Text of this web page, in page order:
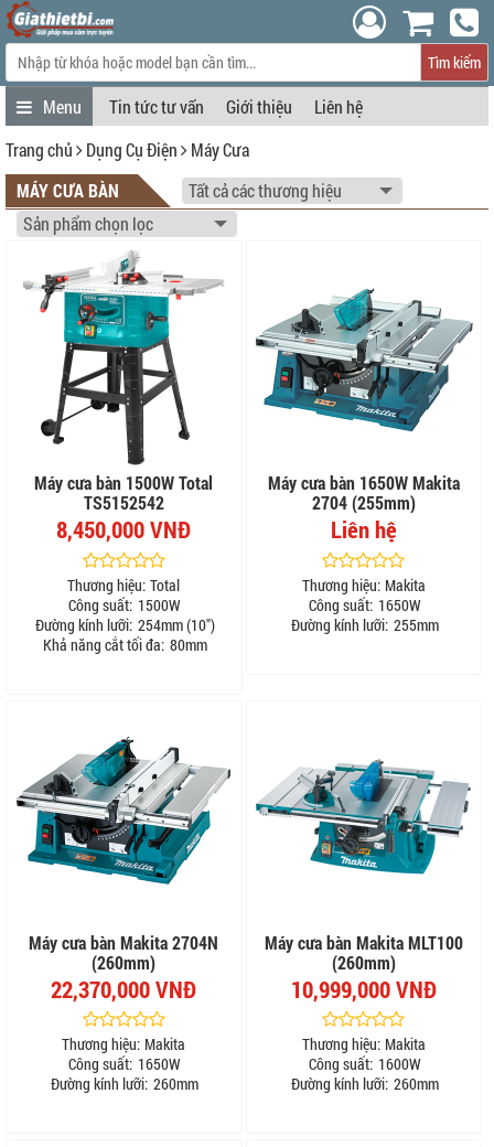
Tìm kiếm
Tin tức tư vấn Giới thiệu
Liên hệ
Trang chủ
Dụng Cụ Điện
Máy Cưa
MÁY CƯA BÀN
Máy cưa bàn 1500W Total
TS5152542
8,450,000 VNĐ
Thương hiệu: Total
Công suất: 1500W
Đường kính lưỡi: 254mm (10")
Khả năng cắt tối đa: 80mm
Máy cưa bàn 1650W Makita
2704 (255mm)
Liên hệ
Thương hiệu: Makita
Công suất: 1650W
Đường kính lưỡi: 255mm
Máy cưa bàn Makita 2704N
(260mm)
22,370,000 VNĐ
Thương hiệu: Makita
Công suất: 1650W
Đường kính lưỡi: 260mm
Máy cưa bàn Makita MLT100
(260mm)
10,999,000 VNĐ
Thương hiệu: Makita
Công suất: 1600W
Đường kính lưỡi: 260mm